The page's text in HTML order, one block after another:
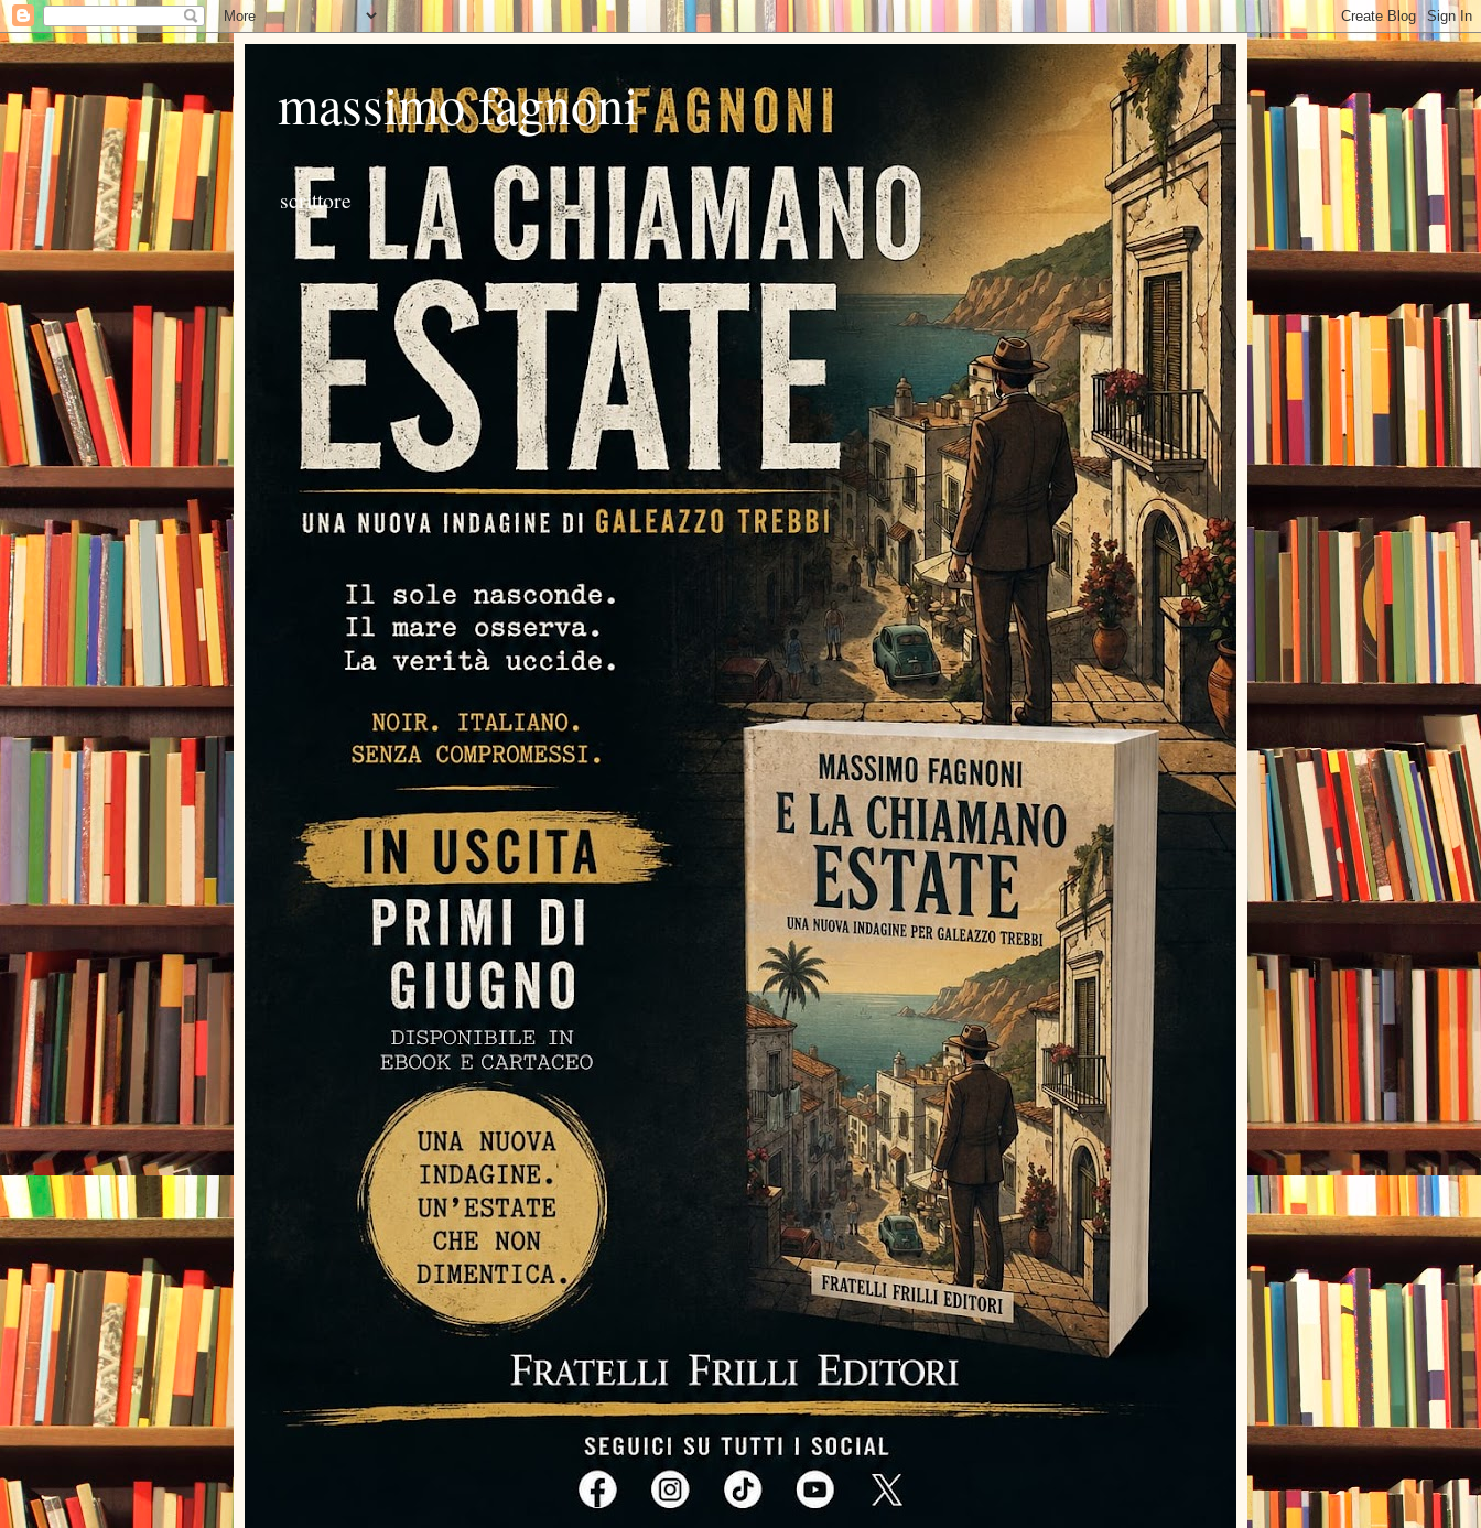
massimo fagnoni
scrittore